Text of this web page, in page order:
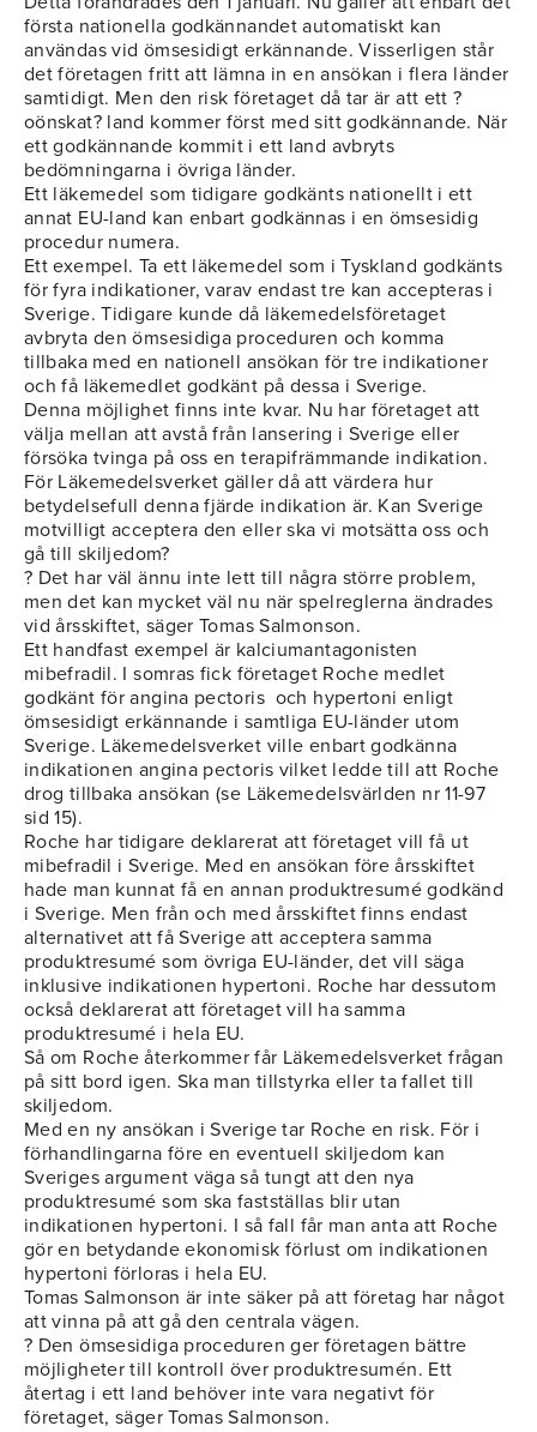
första nationella godkännandet automatiskt kan
användas vid ömsesidigt erkännande. Visserligen står
det företagen fritt att lämna in en ansökan i flera länder
samtidigt. Men den risk företaget då tar är att ett ?
oönskat? land kommer först med sitt godkännande. När
ett godkännande kommit i ett land avbryts
bedömningarna i övriga länder.
Ett läkemedel som tidigare godkänts nationellt i ett
annat EU-land kan enbart godkännas i en ömsesidig
procedur numera.
Ett exempel. Ta ett läkemedel som i Tyskland godkänts
för fyra indikationer, varav endast tre kan accepteras i
Sverige. Tidigare kunde då läkemedelsföretaget
avbryta den ömsesidiga proceduren och komma
tillbaka med en nationell ansökan för tre indikationer
och få läkemedlet godkänt på dessa i Sverige.
Denna möjlighet finns inte kvar. Nu har företaget att
välja mellan att avstå från lansering i Sverige eller
försöka tvinga på oss en terapifrämmande indikation.
För Läkemedelsverket gäller då att värdera hur
betydelsefull denna fjärde indikation är. Kan Sverige
motvilligt acceptera den eller ska vi motsätta oss och
gå till skiljedom?
? Det har väl ännu inte lett till några större problem,
men det kan mycket väl nu när spelreglerna ändrades
vid årsskiftet, säger Tomas Salmonson.
Ett handfast exempel är kalciumantagonisten
mibefradil. I somras fick företaget Roche medlet
godkänt för angina pectoris och hypertoni enligt
ömsesidigt erkännande i samtliga EU-länder utom
Sverige. Läkemedelsverket ville enbart godkänna
indikationen angina pectoris vilket ledde till att Roche
drog tillbaka ansökan (se Läkemedelsvärlden nr 11-97
sid 15).
Roche har tidigare deklarerat att företaget vill få ut
mibefradil i Sverige. Med en ansökan före årsskiftet
hade man kunnat få en annan produktresumé godkänd
i Sverige. Men från och med årsskiftet finns endast
alternativet att få Sverige att acceptera samma
produktresumé som övriga EU-länder, det vill säga
inklusive indikationen hypertoni. Roche har dessutom
också deklarerat att företaget vill ha samma
produktresumé i hela EU.
Så om Roche återkommer får Läkemedelsverket frågan
på sitt bord igen. Ska man tillstyrka eller ta fallet till
skiljedom.
Med en ny ansökan i Sverige tar Roche en risk. För i
förhandlingarna före en eventuell skiljedom kan
Sveriges argument väga så tungt att den nya
produktresumé som ska fastställas blir utan
indikationen hypertoni. I så fall får man anta att Roche
gör en betydande ekonomisk förlust om indikationen
hypertoni förloras i hela EU.
Tomas Salmonson är inte säker på att företag har något
att vinna på att gå den centrala vägen.
? Den ömsesidiga proceduren ger företagen bättre
möjligheter till kontroll över produktresumén. Ett
återtag i ett land behöver inte vara negativt för
företaget, säger Tomas Salmonson.